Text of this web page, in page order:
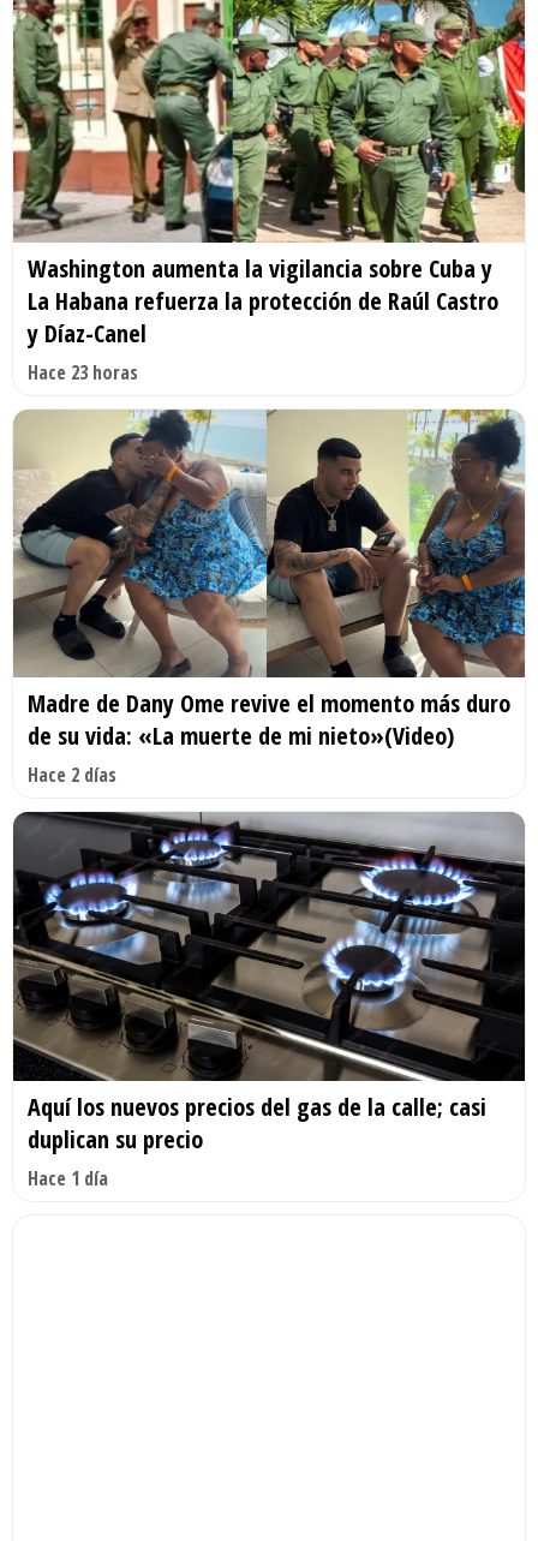
Washington aumenta la vigilancia sobre Cuba y
La Habana refuerza la protección de Raúl Castro
y Díaz-Canel
Hace 23 horas
Madre de Dany Ome revive el momento más duro
de su vida: «La muerte de mi nieto»(Video)
Hace 2 días
Aquí los nuevos precios del gas de la calle; casi
duplican su precio
Hace 1 día